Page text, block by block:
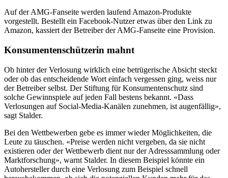
Auf der AMG-Fanseite werden laufend Amazon-Produkte
vorgestellt. Bestellt ein Facebook-Nutzer etwas über den Link zu
Amazon, kassiert der Betreiber der AMG-Fanseite eine Provision.
Konsumentenschützerin mahnt
Ob hinter der Verlosung wirklich eine betrügerische Absicht steckt
oder ob das entscheidende Wort einfach vergessen ging, weiss nur
der Betreiber selbst. Der Stiftung für Konsumentenschutz sind
solche Gewinnspiele auf jeden Fall bestens bekannt. «Dass
Verlosungen auf Social-Media-Kanälen zunehmen, ist augenfällig»,
sagt Stalder.
Bei den Wettbewerben gebe es immer wieder Möglichkeiten, die
Leute zu täuschen. «Preise werden nicht vergeben, da sie nicht
existieren oder der Wettbewerb dient nur der Adresssammlung oder
Marktforschung», warnt Stalder. In diesem Beispiel könnte ein
Autohersteller durch eine Verlosung zum Beispiel schnell